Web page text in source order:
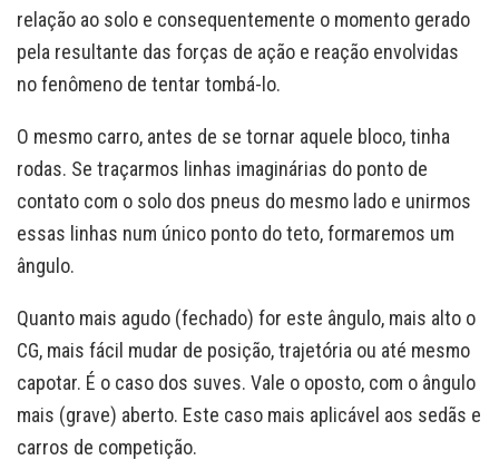
relação ao solo e consequentemente o momento gerado
pela resultante das forças de ação e reação envolvidas
no fenômeno de tentar tombá-lo.
O mesmo carro, antes de se tornar aquele bloco, tinha
rodas. Se traçarmos linhas imaginárias do ponto de
contato com o solo dos pneus do mesmo lado e unirmos
essas linhas num único ponto do teto, formaremos um
ângulo.
Quanto mais agudo (fechado) for este ângulo, mais alto o
CG, mais fácil mudar de posição, trajetória ou até mesmo
capotar. É o caso dos suves. Vale o oposto, com o ângulo
mais (grave) aberto. Este caso mais aplicável aos sedãs e
carros de competição.